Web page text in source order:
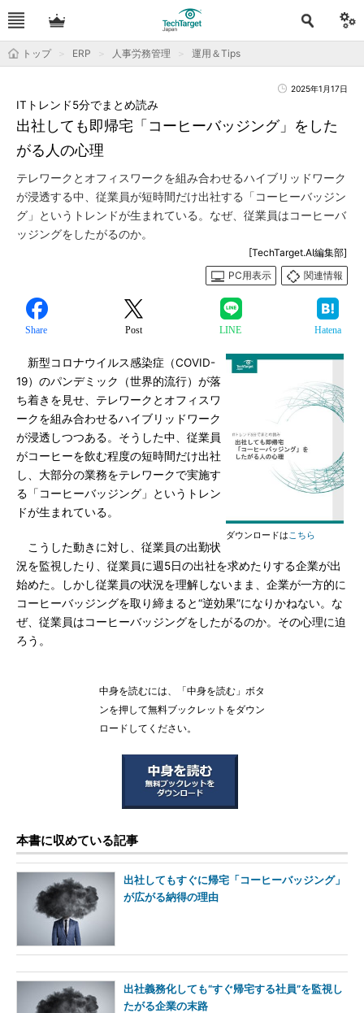
トップ ERP 人事労務管理 運用＆Tips
2025年1月17日
出社しても即帰宅「コーヒーバッジング」をした
がる人の心理
ITトレンド5分でまとめ読み
テレワークとオフィスワークを組み合わせるハイブリッドワーク
が浸透する中、従業員が短時間だけ出社する「コーヒーバッジン
グ」というトレンドが生まれている。なぜ、従業員はコーヒーバ
ッジングをしたがるのか。
[TechTarget.AI編集部]
PC用表示
関連情報
Share Post LINE Hatena
ダウンロードはこちら
新型コロナウイルス感染症（COVID-
19）のパンデミック（世界的流行）が落
ち着きを見せ、テレワークとオフィスワ
ークを組み合わせるハイブリッドワーク
が浸透しつつある。そうした中、従業員
がコーヒーを飲む程度の短時間だけ出社
し、大部分の業務をテレワークで実施す
る「コーヒーバッジング」というトレン
ドが生まれている。
こうした動きに対し、従業員の出勤状
況を監視したり、従業員に週5日の出社を求めたりする企業が出
始めた。しかし従業員の状況を理解しないまま、企業が一方的に
コーヒーバッジングを取り締まると“逆効果”になりかねない。な
ぜ、従業員はコーヒーバッジングをしたがるのか。その心理に迫
ろう。
中身を読むには、「中身を読む」ボタ
ンを押して無料ブックレットをダウン
ロードしてください。
本書に収めている記事
出社してもすぐに帰宅「コーヒーバッジング」
が広がる納得の理由
出社義務化しても“すぐ帰宅する社員”を監視し
たがる企業の末路